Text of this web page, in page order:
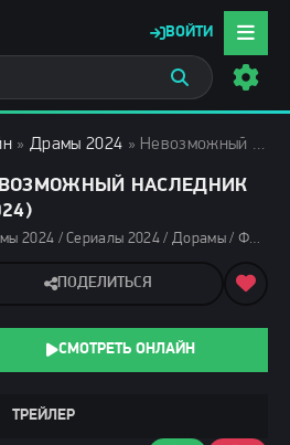
ВОЙТИ
»Драмы 2024 » Невозможный наследник (2024)
НАСЛЕДНИК
Драмы 2024 / Сериалы 2024 / Дорамы / Фильмы 2024 / Смотреть фильмы онлайн
ТРЕЙЛЕР
ПОДЕЛИТЬСЯ
СМОТРЕТЬ ОНЛАЙН